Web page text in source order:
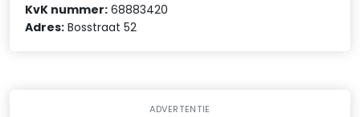
KvK nummer: 68883420
Adres: Bosstraat 52
ADVERTENTIE